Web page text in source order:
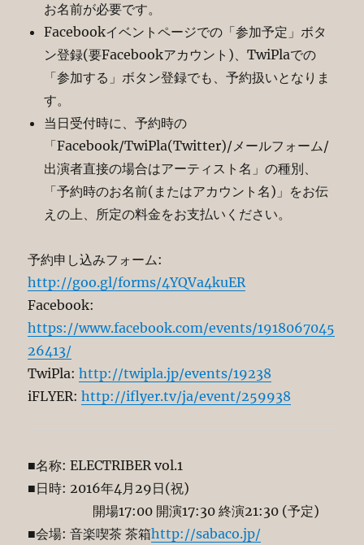
お名前が必要です。
Facebookイベントページでの「参加予定」ボタ
ン登録(要Facebookアカウント)、TwiPlaでの
「参加する」ボタン登録でも、予約扱いとなりま
す。
当日受付時に、予約時の
「Facebook/TwiPla(Twitter)/メールフォーム/
出演者直接の場合はアーティスト名」の種別、
「予約時のお名前(またはアカウント名)」をお伝
えの上、所定の料金をお支払いください。
予約申し込みフォーム:
http://goo.gl/forms/4YQVa4kuER
Facebook:
https://www.facebook.com/events/1918067045
26413/
TwiPla:http://twipla.jp/events/19238
iFLYER:http://iflyer.tv/ja/event/259938
■名称: ELECTRIBER vol.1
■日時: 2016年4月29日(祝)
開場17:00 開演17:30 終演21:30 (予定)
■会場: 音楽喫茶 茶箱http://sabaco.jp/